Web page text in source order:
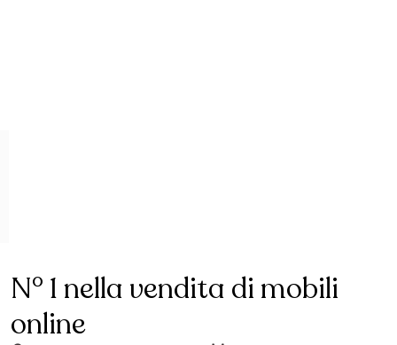
N° 1 nella vendita di mobili
online